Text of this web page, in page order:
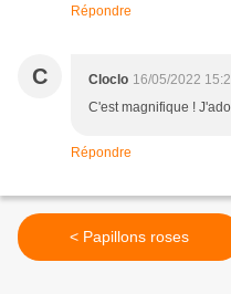
Répondre
C Cloclo 16/05/2022
C'est magnifique !
Répondre
< Papillons roses